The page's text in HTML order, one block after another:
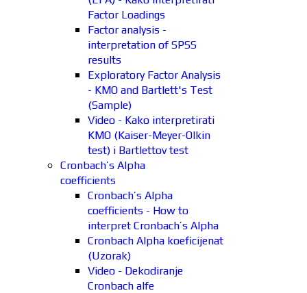
Factor Loadings
Factor analysis -
interpretation of SPSS
results
Exploratory Factor Analysis
- KMO and Bartlett's Test
(Sample)
Video - Kako interpretirati
KMO (Kaiser-Meyer-Olkin
test) i Bartlettov test
Cronbach’s Alpha
coefficients
Cronbach’s Alpha
coefficients - How to
interpret Cronbach’s Alpha
Cronbach Alpha koeficijenat
(Uzorak)
Video - Dekodiranje
Cronbach alfe